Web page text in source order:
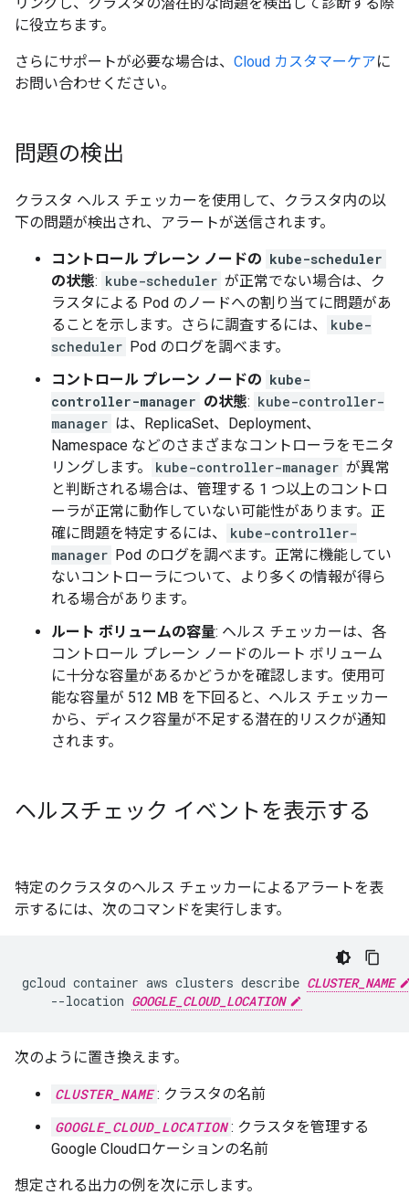
に役立ちます。
さらにサポートが必要な場合は、 Cloud カスタマーケアに
お問い合わせください。
問題の検出
クラスタ ヘルス チェッカーを使用して、クラスタ内の以
下の問題が検出され、アラートが送信されます。
コントロール プレーン ノードの kube-scheduler
の状態: kube-scheduler が正常でない場合は、ク
ラスタによる Pod のノードへの割り当てに問題があ
ることを示します。さらに調査するには、
kube-
scheduler Pod のログを調べます。
コントロール プレーン ノードの kube-
controller-manager の状態: kube-controller-
manager は、ReplicaSet、Deployment、
Namespace などのさまざまなコントローラをモニタ
リングします。
kube-controller-manager が異常
と判断される場合は、管理する 1 つ以上のコントロ
ーラが正常に動作していない可能性があります。正
確に問題を特定するには、
kube-controller-
manager Pod のログを調べます。正常に機能してい
ないコントローラについて、より多くの情報が得ら
れる場合があります。
ルート ボリュームの容量: ヘルス チェッカーは、各
コントロール プレーン ノードのルート ボリューム
に十分な容量があるかどうかを確認します。使用可
能な容量が 512 MB を下回ると、ヘルス チェッカー
から、ディスク容量が不足する潜在的リスクが通知
されます。
ヘルスチェック イベントを表示する
特定のクラスタのヘルス チェッカーによるアラートを表
示するには、次のコマンドを実行します。
gcloud container aws clusters describe CLUSTER_NAME
--location GOOGLE_CLOUD_LOCATION
次のように置き換えます。
CLUSTER_NAME : クラスタの名前
GOOGLE_CLOUD_LOCATION : クラスタを管理する
Google Cloudロケーションの名前
想定される出力の例を次に示します。